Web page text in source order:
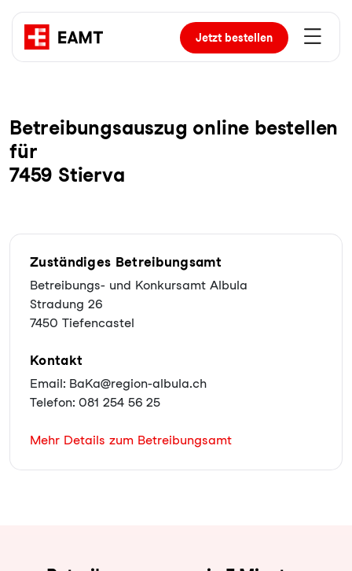
Jetztbestellen
Be­trei­bungs­aus­zug online bestellen
für
7459 Stierva
Zuständiges Betreibungsamt
Betreibungs- und Konkursamt Albula
Stradung 26
7450 Tiefencastel
Kontakt
Email: BaKa@region-albula.ch
Telefon: 081 254 56 25
Mehr Details zum Betreibungsamt